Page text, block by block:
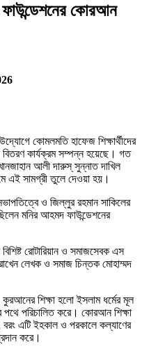
ফাউন্ডেশনের কোরআন
কোমলমতি হাফেজ শিক্ষার্থীদের
কার্যক্রম সম্পন্ন হয়েছে। গত
আলী দারুস্ সুন্নাত দাখিল
এই সামগ্রী তুলে দেওয়া হয়।
ও জিল্লুর রহমান সাকিলের
মনির আহমদ ফাউন্ডেশনের
রোটারিয়ান ও সমাজসেবক এস
লেখক ও সমাজ চিন্তক মোহাম্মদ
শিক্ষা হলো ইসলাম ধর্মের মূল
পরিচালিত করে। কোরআন শিক্ষা
বরং এটি ইহকাল ও পরকালে কল্যাণের
করে।